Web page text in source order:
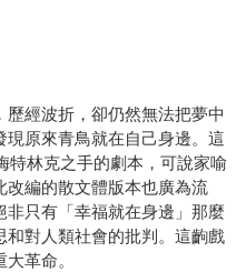
經波折，卻仍然無法把夢中
原來青鳥就在自己身邊。這
特林克之手的劇本，可說家喻
改編的散文體版本也廣為流
只有「幸福就在身邊」那麼
對人類社會的批判。這齣戲
革命。